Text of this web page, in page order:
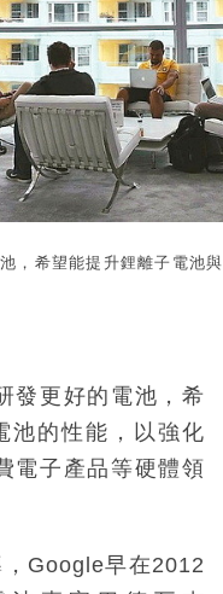
，希望能提升鋰離子電池
發更好的電池，希
池的性能，以強化
電子產品等硬體領
Google早在2012